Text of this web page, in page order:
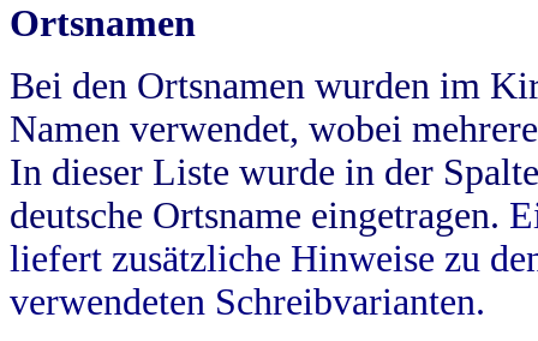
Ortsnamen
Bei den Ortsnamen wurden im
Namen verwendet, wobei
In dieser Liste wurde in der
deutsche Ortsname eingetragen.
liefert zusätzliche Hinweise zu
verwendeten Schreibvarianten.